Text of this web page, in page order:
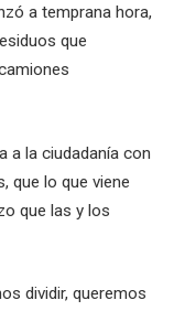
a temprana hora,
que
a la ciudadanía con
que lo que viene
que las y los
dividir, queremos